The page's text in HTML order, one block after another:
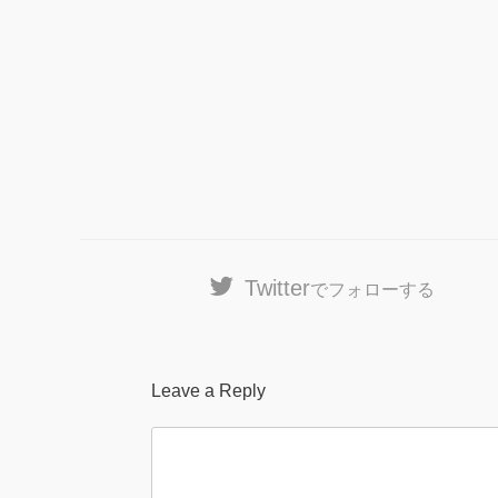
Twitterでフォローする
Leave a Reply